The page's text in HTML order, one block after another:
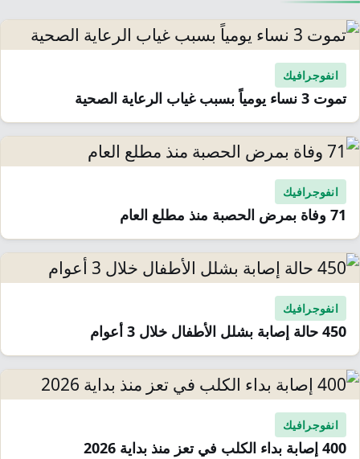
انفوجرافيك
تموت 3 نساء يومياً بسبب غياب الرعاية الصحية
انفوجرافيك
71 وفاة بمرض الحصبة منذ مطلع العام
انفوجرافيك
450 حالة إصابة بشلل الأطفال خلال 3 أعوام
انفوجرافيك
400 إصابة بداء الكلب في تعز منذ بداية 2026